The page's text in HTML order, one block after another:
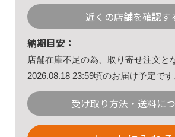
近くの店舗を確認す
納期目安：
店舗在庫不足の為、取り寄せ注文と
2026.08.18 23:59頃のお届け予定です
受け取り方法・送料に